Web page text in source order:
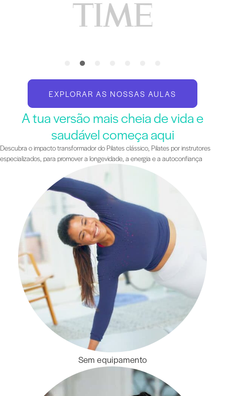
EXPLORAR AS NOSSAS AULAS
A tua versão mais cheia de vida e
saudável começa aqui
Descubra o impacto transformador do Pilates clássico, Pilates por instrutores
especializados, para promover a longevidade, a energia e a autoconfiança
Sem equipamento